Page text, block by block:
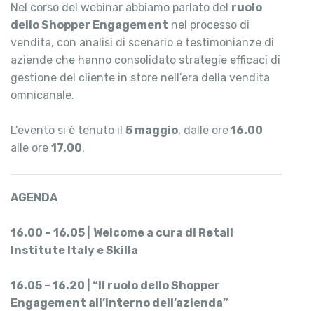
Nel corso del webinar abbiamo parlato del ruolo
dello Shopper Engagement nel processo di
vendita, con analisi di scenario e testimonianze di
aziende che hanno consolidato strategie efficaci di
gestione del cliente in store nell’era della vendita
omnicanale.
L’evento si è tenuto il 5 maggio, dalle ore16.00
alle ore 17.00.
AGENDA
16.00 – 16.05
Welcome a cura di Retail
Institute Italy e Skilla
16.05 – 16.20
“Il ruolo dello Shopper
Engagement all’interno dell’azienda”